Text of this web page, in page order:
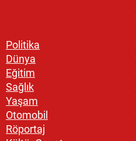
Politika
Dünya
Eğitim
Sağlık
Yaşam
Otomobil
Röportaj